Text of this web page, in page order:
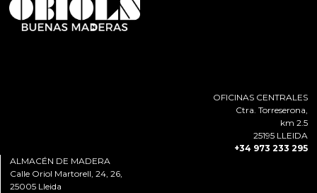
OFICINAS CENTRALES
Ctra. Torreserona,
km 2.5
25195 LLEIDA
+34 973 233 295
ALMACÉN DE MADERA
Calle Oriol Martorell, 24, 26,
25005 Lleida